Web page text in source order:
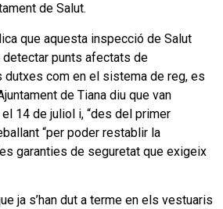
de Salut.
que aquesta inspecció de Salut
detectar punts afectats de
dutxes com en el sistema de reg, es
de Tiana diu que van
14 de juliol i, “des del primer
“per poder restablir la
garanties de seguretat que exigeix
ja s’han dut a terme en els vestuaris